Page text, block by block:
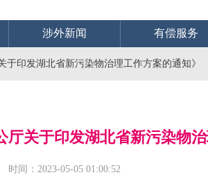
涉外新闻 有偿服务
印发湖北省新污染物治理工作方案的通知》
关于印发湖北省新污染物治
：2023-05-05 01:00:52